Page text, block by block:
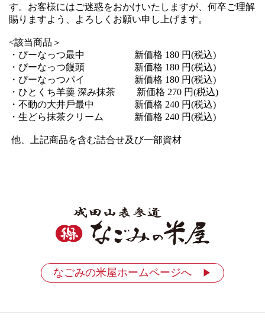
す。お客様にはご迷惑をおかけいたしますが、何卒ご理解
賜りますよう、よろしくお願い申し上げます。
<該当商品＞
・ぴーなっつ最中 新価格 180 円(税込)
・ぴーなっつ饅頭 新価格 180 円(税込)
・ぴーなっつパイ 新価格 180 円(税込)
・ひとくち羊羹 深み抹茶 新価格 270 円(税込)
・不動の⼤井⼾最中 新価格 240 円(税込)
・生どら抹茶クリーム 新価格 240 円(税込)
他、上記商品を含む詰合せ及び一部資材
なごみの米屋ホームページへ ▶